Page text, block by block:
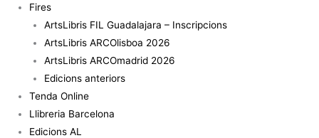
Fires
ArtsLibris FIL Guadalajara – Inscripcions
ArtsLibris ARCOlisboa 2026
ArtsLibris ARCOmadrid 2026
Edicions anteriors
Tenda Online
Llibreria Barcelona
Edicions AL